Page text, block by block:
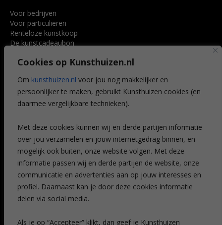
Cookies op Kunsthuizen.nl
Om kunsthuizen.nl voor jou nog makkelijker en
persoonlijker te maken, gebruikt Kunsthuizen cookies (en
daarmee vergelijkbare technieken).
Met deze cookies kunnen wij en derde partijen informatie
over jou verzamelen en jouw internetgedrag binnen, en
mogelijk ook buiten, onze website volgen. Met deze
informatie passen wij en derde partijen de website, onze
communicatie en advertenties aan op jouw interesses en
profiel. Daarnaast kan je door deze cookies informatie
delen via social media.
Als je op “Accepteer” klikt, dan geef je Kunsthuizen
Voor bedrijven
Voor particulieren
Renteloze kunstkoop
De kunstcadeaubon
Voordelen
Veelgestelde vragen
CONTACT
Leiden
Amsterdam
Breda
Favorieten
Mijn art alert
NIEUWSBRIEF